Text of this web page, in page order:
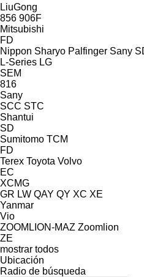
LiuGong
856 906F
Mitsubishi
FD
Nippon Sharyo Palfinger Sany
L-Series LG
SEM
816
Sany
SCC STC
Shantui
SD
Sumitomo TCM
FD
Terex Toyota Volvo
EC
XCMG
GR LW QAY QY XC XE
Yanmar
Vio
ZOOMLION-MAZ Zoomlion
ZE
mostrar todos
Ubicación
Radio de búsqueda